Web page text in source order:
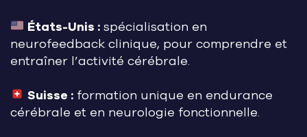
États-Unis :spécialisation en
neurofeedback clinique, pour comprendre et
entraîner l’activité cérébrale.
Suisse :formation unique en endurance
cérébrale et en neurologie fonctionnelle.